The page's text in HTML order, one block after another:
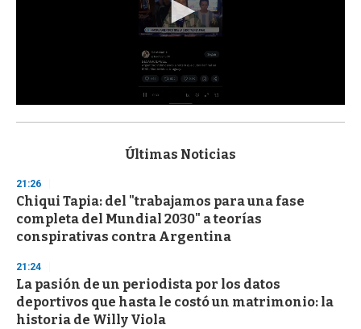
s
d
s
o
f
3
s
e
c
o
n
Últimas Noticias
21:26
Chiqui Tapia: del "trabajamos para una fase
completa del Mundial 2030" a teorías
conspirativas contra Argentina
21:24
La pasión de un periodista por los datos
deportivos que hasta le costó un matrimonio: la
historia de Willy Viola